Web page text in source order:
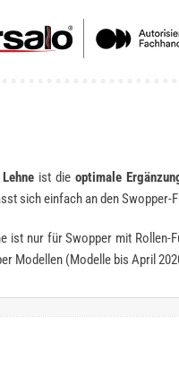
ist die optimale
sich einfach an den
ist nur für Swopper mit Rollen-
Modellen (Modelle bis April